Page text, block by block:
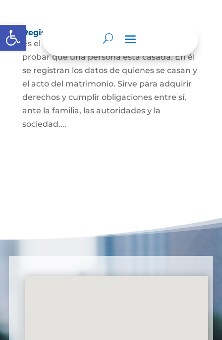
Abrir barra de herramientas
Registro Civil de Matrimonio
Es el documento público necesario para
probar que una persona está casada. En él
se registran los datos de quienes se casan y
el acto del matrimonio. Sirve para adquirir
derechos y cumplir obligaciones entre sí,
ante la familia, las autoridades y la
sociedad....